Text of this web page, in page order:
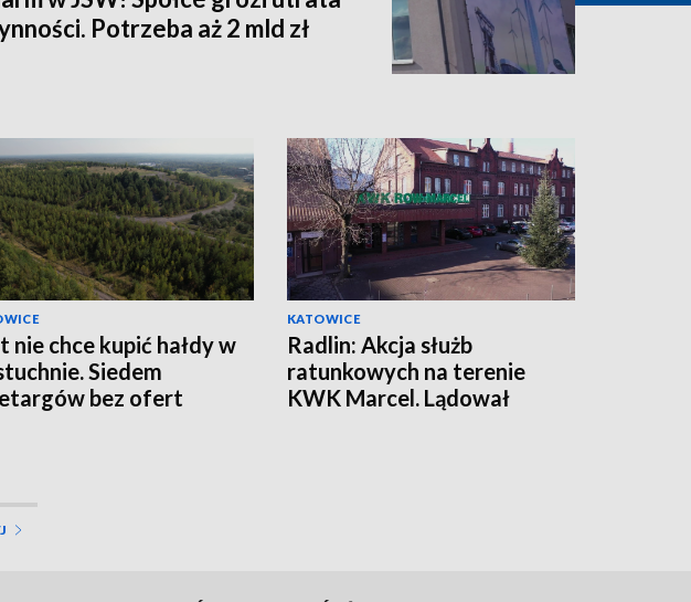
Potrzeba aż 2 mld zł
nie chce kupić hałdy w
Siedem
bez ofert
KATOWICE
Radlin: Akcja służb
ratunkowych na terenie
KWK Marcel. Lądował